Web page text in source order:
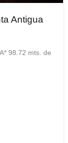
Antigua
98.72 mts. de